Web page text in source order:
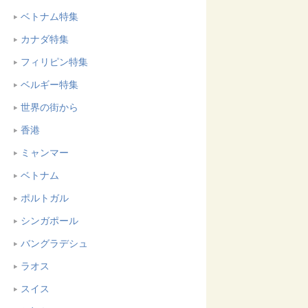
ベトナム特集
カナダ特集
フィリピン特集
ベルギー特集
世界の街から
香港
ミャンマー
ベトナム
ポルトガル
シンガポール
バングラデシュ
ラオス
スイス